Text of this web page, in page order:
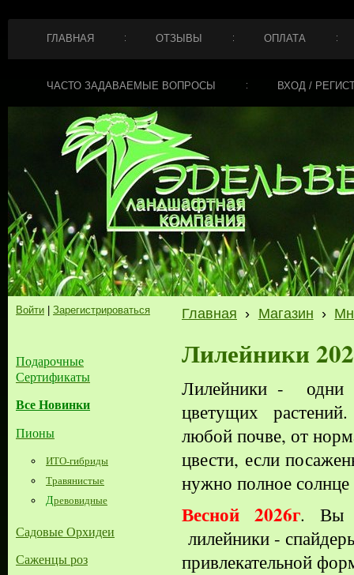
ГЛАВНАЯ ОТЗЫВЫ ОПЛАТА
ЧАСТО ЗАДАВАЕМЫЕ ВОПРОСЫ ВХОД /
Войти Зарегистрироваться
Подарочные
Сертификаты
Все Новинки
Пионы
ИТО-гибриды
Травянистые
Древовидные
Садовые Орхидеи
Саженцы роз
Главная › Магазин ›
Лилейники
Лилейники - одни
цветущих растений.
любой почве, от
цвести, если
нужно полное
Весной 2026г. Вы
лилейники -
привлекательной